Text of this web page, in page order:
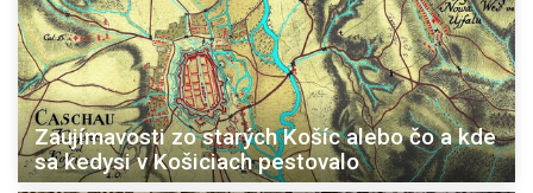
Zaujímavosti zo starých Košíc alebo čo a kde
sa kedysi v Košiciach pestovalo